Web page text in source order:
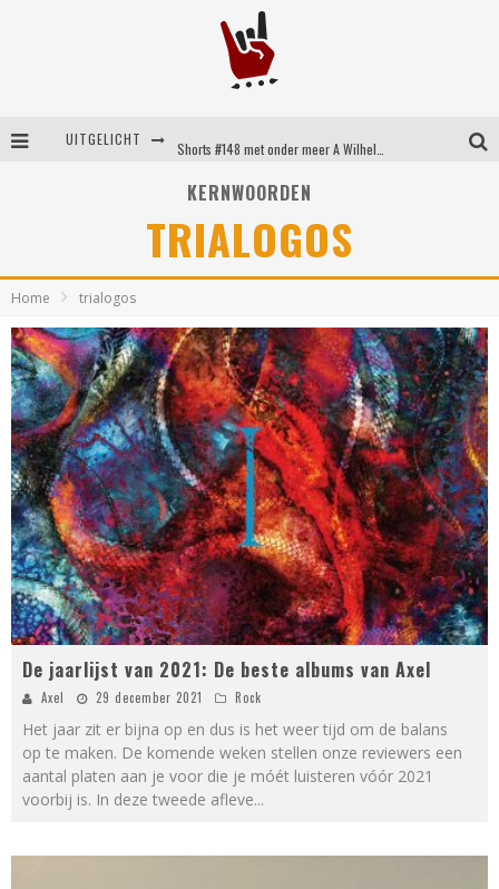
UITGELICHT
Shorts #149 met onder meer No Cure, Eva Under Fire, The Hu en Sleeping With Sirens
KERNWOORDEN
TRIALOGOS
Home trialogos
De jaarlijst van 2021: De beste albums van Axel
Axel 29 december 2021 Rock
Het jaar zit er bijna op en dus is het weer tijd om de balans
op te maken. De komende weken stellen onze reviewers een
aantal platen aan je voor die je móét luisteren vóór 2021
voorbij is. In deze tweede afleve...